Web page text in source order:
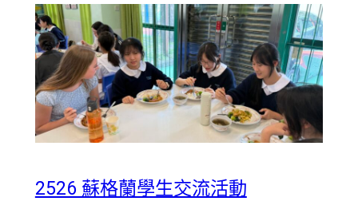
2526 蘇格蘭學生交流活動